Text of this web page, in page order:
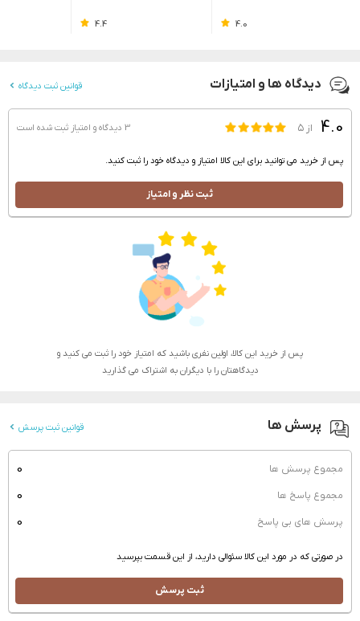
4.0
4.4
دیدگاه ها و امتیازات قوانین ثبت دیدگاه
4.0 از ۵ 3 دیدگاه و امتیاز ثبت شده است
پس از خرید می توانید برای این کالا امتیاز و دیدگاه خود را ثبت کنید.
ثبت نظر و امتیاز
پس از خرید این کالا، اولین نفری باشید که امتیاز خود را ثبت می کنید و
دیدگاهتان را با دیگران به اشتراک می گذارید
پرسش ها قوانین ثبت پرسش
مجموع پرسش ها 0
مجموع پاسخ ها 0
پرسش های بی پاسخ 0
در صورتی که در مورد این کالا سئوالی دارید، از این قسمت بپرسید
ثبت پرسش